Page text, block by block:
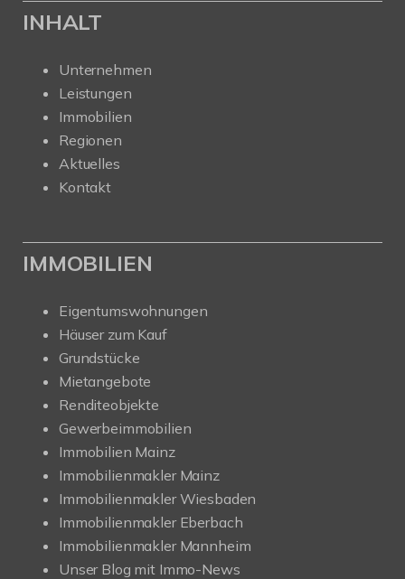
INHALT
Unternehmen
Leistungen
Immobilien
Regionen
Aktuelles
Kontakt
IMMOBILIEN
Eigentumswohnungen
Häuser zum Kauf
Grundstücke
Mietangebote
Renditeobjekte
Gewerbeimmobilien
Immobilien Mainz
Immobilienmakler Mainz
Immobilienmakler Wiesbaden
Immobilienmakler Eberbach
Immobilienmakler Mannheim
Unser Blog mit Immo-News